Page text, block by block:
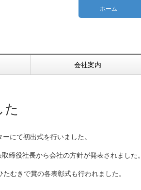
ホーム
会社案内
にて初出式を行いました。
締役社長から会社の方針が発表されました。
むきで賞の各表彰式も行われました。